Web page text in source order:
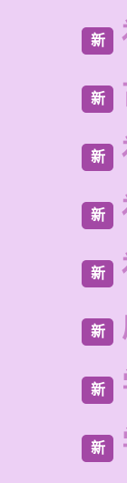
新
新
新
新
新
新
新
新